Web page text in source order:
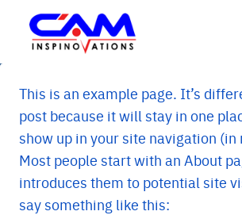
content
This is an example page. It’s
post because it will stay in one
show up in your site navigation (in
Most people start with an About
introduces them to potential site
say something like this: